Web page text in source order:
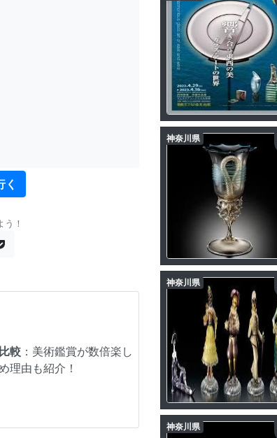
く
！
較 ：美術鑑賞が数倍楽し
理由も紹介！
神奈川県
神奈川県
神奈川県